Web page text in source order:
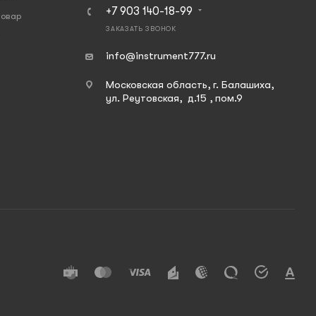
+7 903 140-18-99
ЗАКАЗАТЬ ЗВОНОК
info@instrument777.ru
Московская область, г. Балашиха,
ул. Реутовская, д.15 , пом.9